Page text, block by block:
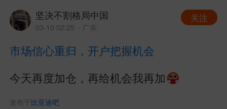
坚决不割格局中国
03-10 02:25 · 广东
关注
市场信心重归，开户把握机会
今天再度加仓，再给机会我再加
发布于 比亚迪吧